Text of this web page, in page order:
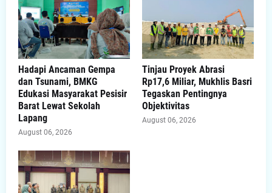
Hadapi Ancaman Gempa
dan Tsunami, BMKG
Edukasi Masyarakat Pesisir
Barat Lewat Sekolah
Lapang
August 06, 2026
Tinjau Proyek Abrasi
Rp17,6 Miliar, Mukhlis Basri
Tegaskan Pentingnya
Objektivitas
August 06, 2026